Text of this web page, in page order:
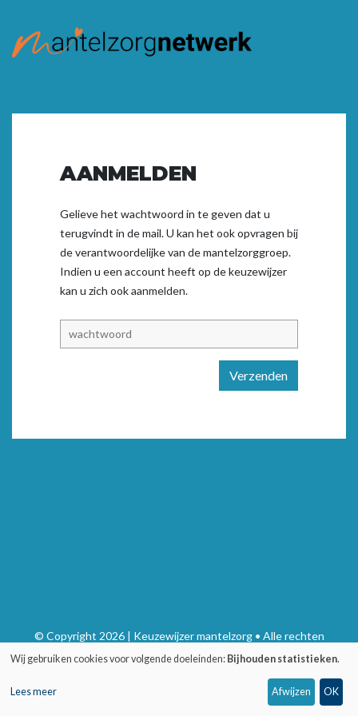
AANMELDEN
Gelieve het wachtwoord in te geven dat u
terugvindt in de mail. U kan het ook opvragen bij
de verantwoordelijke van de mantelzorggroep.
Indien u een account heeft op de keuzewijzer
kan u zich ookaanmelden.
Verzenden
© Copyright 2026 | Keuzewijzer mantelzorg • Alle rechten
voorbehouden
Wij gebruiken cookies voor volgende doeleinden: Bijhouden statistieken.
Lees meer Afwijzen OK